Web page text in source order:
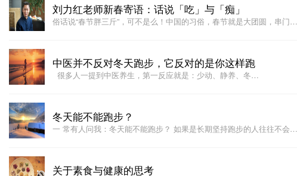
刘力红老师新春寄语：话说「吃」与「痴」
俗话说“春节胖三斤”，可不是么！中国的习俗，春节就是大团圆，串门…
中医并不反对冬天跑步，它反对的是你这样跑
很多人一提到中医养生，第一反应就是：少动、静养、冬…
冬天能不能跑步？
一 常有人问我：冬天能不能跑步？ 如果是长期坚持跑步的人往往不会…
关于素食与健康的思考